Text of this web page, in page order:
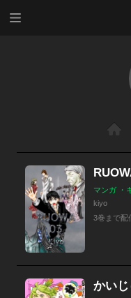
マンガ ・
kiyo
3巻まで配
かい